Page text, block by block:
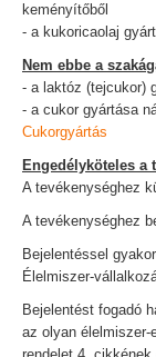
keményítőből
- a kukoricaolaj
Nem ebbe a
- a laktóz (tejcukor)
- a cukor gyártása
Cukorgyártás
Engedélyköteles a
A tevékenységhez
A tevékenységhez
Bejelentéssel
Élelmiszer-
Bejelentést fogadó
az olyan